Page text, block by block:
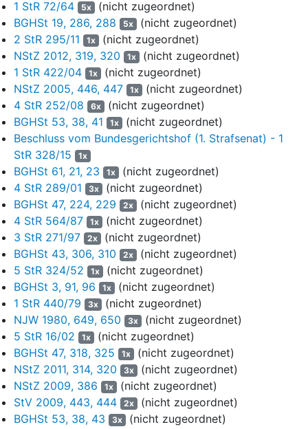
innerstädtischen Bahnlinie. Bauherrin war die K. AG (im
Folgenden: K. ). Im November 2003 wurde einer aus mehreren
Bauunternehmen bestehenden Arbeitsgemeinschaft (im
Folgenden: ARGE) der Zuschlag zur Errichtung des südlichen
Teils der Stadtbahn erteilt. Hiervon umfasst war auch der Bau
einer bis rund 27 Meter unter dem Straßenniveau liegenden
Gleiswechselanlage in unmittelbarer Nähe des Historischen
Archivs in der Severinstraße in Köln.
6
Um die Baugrube für diese Gleiswechselanlage vor dem
Zutritt von Grundwasser sowie Erdreich zu schützen, sollte
durch die ARGE zunächst eine sog. Schlitzwand als
Baugrubenumschließung in den Baugrund eingelassen werden,
um anschließend die Baugrube ausheben zu können. Für die
Herstellung der Schlitzwand war die Abteilung „Spezialtiefbau"
der ARGE unter der Verantwortung des Angeklagten L. als
Bauleiter zuständig. Dagegen wurde der spätere Aushub durch
die Abteilung „Ingenieurbau“ vorgenommen. Deren
verantwortlicher Bauleiter war bis zum September 2008 der
Angeklagte G. . Die Bauleiter waren ihrerseits jeweils einem für
mehrere Abschnitte der Baustelle zuständigen Oberbauleiter
unterstellt. Im Falle des Angeklagten L. war dies der gesondert
Verfolgte H. , der zugleich sein Urlaubsvertreter war. Beide
Abteilungen waren dem „Technischen Außendienst“ der ARGE
untergeordnet. Seitens der K. wurde der Baufortschritt durch
den Mitangeklagten A. überwacht.
7
Den am Bau Beteiligten war die Gefahr bewusst, die von
einer undichten Baugrubenumschließung ausging. Teil des
1 StR 72/64 5x (nicht zugeordnet)
BGHSt 19, 286, 288
5x (nicht zugeordnet)
2 StR 295/11
1x (nicht zugeordnet)
NStZ 2012, 319, 320
1x (nicht zugeordnet)
1 StR 422/04
1x (nicht zugeordnet)
NStZ 2005, 446, 447
1x (nicht zugeordnet)
4 StR 252/08
6x (nicht zugeordnet)
BGHSt 53, 38, 41
1x (nicht zugeordnet)
Beschluss vom Bundesgerichtshof (1. Strafsenat) - 1
StR 328/15
1x
BGHSt 61, 21, 23 1x (nicht zugeordnet)
4 StR 289/01
3x (nicht zugeordnet)
BGHSt 47, 224, 229
2x (nicht zugeordnet)
4 StR 564/87
1x (nicht zugeordnet)
3 StR 271/97
2x (nicht zugeordnet)
BGHSt 43, 306, 310
2x (nicht zugeordnet)
5 StR 324/52
1x (nicht zugeordnet)
BGHSt 3, 91, 96
1x (nicht zugeordnet)
1 StR 440/79
3x (nicht zugeordnet)
NJW 1980, 649, 650
3x (nicht zugeordnet)
5 StR 16/02
1x (nicht zugeordnet)
BGHSt 47, 318, 325
1x (nicht zugeordnet)
NStZ 2011, 314, 320
3x (nicht zugeordnet)
NStZ 2009, 386
1x (nicht zugeordnet)
StV 2009, 443, 444
2x (nicht zugeordnet)
BGHSt 53, 38, 43
3x (nicht zugeordnet)